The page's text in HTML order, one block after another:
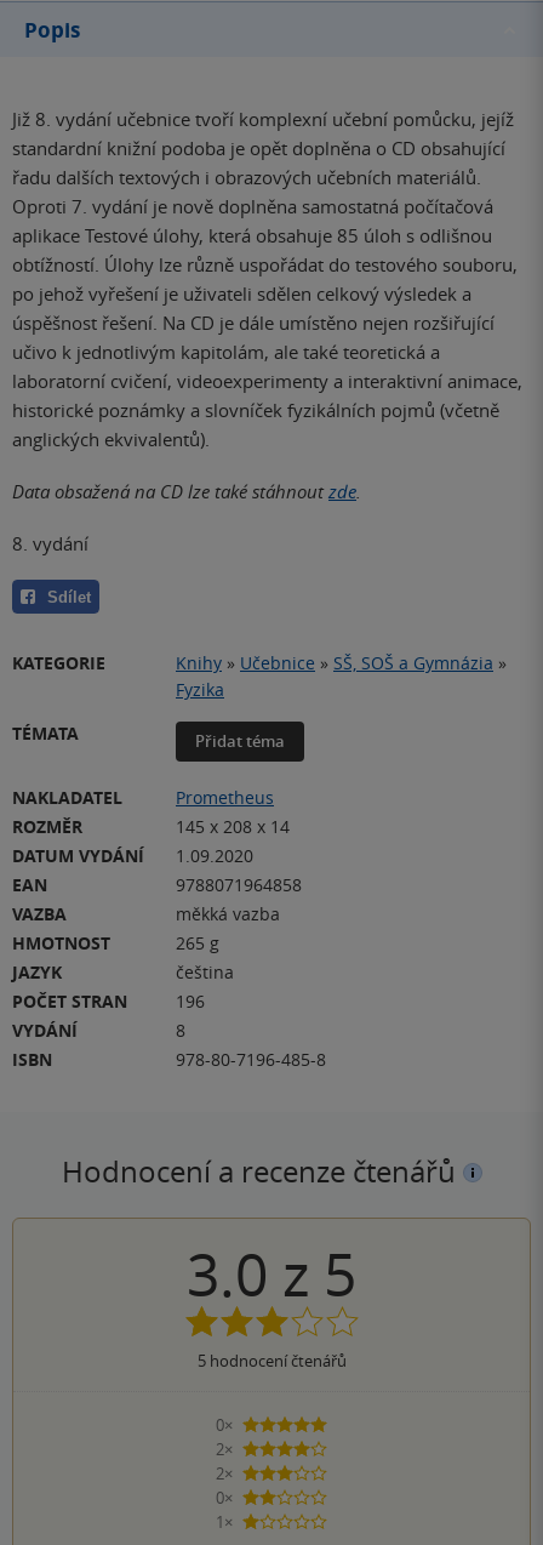
Popis
Již 8. vydání učebnice tvoří komplexní učební pomůcku, jejíž
standardní knižní podoba je opět doplněna o CD obsahující
řadu dalších textových i obrazových učebních materiálů.
Oproti 7. vydání je nově doplněna samostatná počítačová
aplikace Testové úlohy, která obsahuje 85 úloh s odlišnou
obtížností. Úlohy lze různě uspořádat do testového souboru,
po jehož vyřešení je uživateli sdělen celkový výsledek a
úspěšnost řešení. Na CD je dále umístěno nejen rozšiřující
učivo k jednotlivým kapitolám, ale také teoretická a
laboratorní cvičení, videoexperimenty a interaktivní animace,
historické poznámky a slovníček fyzikálních pojmů (včetně
anglických ekvivalentů).
Data obsažená na CD lze také stáhnoutzde
8. vydání
Sdílet
KATEGORIE Knihy » Učebnice » SŠ, SOŠ a Gymnázia »
Fyzika
TÉMATA
Přidat téma
NAKLADATEL
Prometheus
ROZMĚR
145 x 208 x 14
DATUM VYDÁNÍ
1.09.2020
EAN
9788071964858
VAZBA
měkká vazba
HMOTNOST
265 g
JAZYK
čeština
POČET STRAN
196
VYDÁNÍ
8
ISBN
978-80-7196-485-8
Hodnocení a recenze čtenářů
3.0 z 5
5hodnocení čtenářů
0×
5 hvězdiček
2×
4 hvězdičky
2×
3 hvězdičky
0×
2 hvězdičky
1×
1 hvezdička